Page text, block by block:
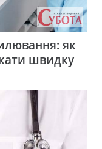
як
швидку